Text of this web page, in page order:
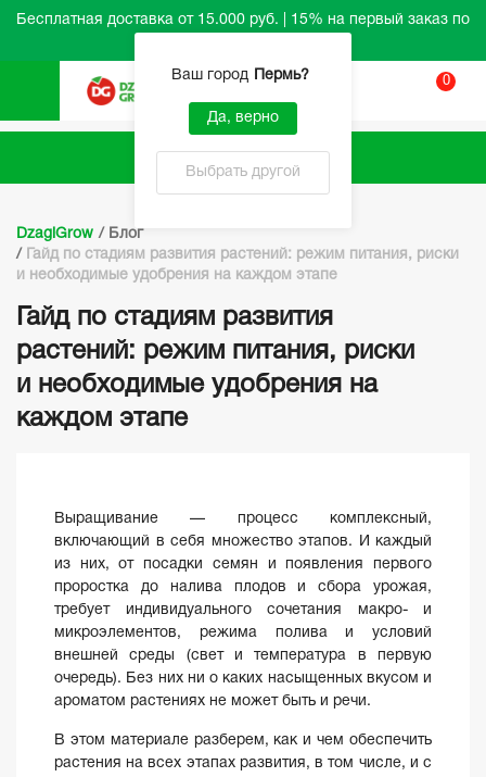
Бесплатная доставка от 15.000 руб. | 15% на первый заказ по
Ваш город Пермь?
Да, верно
Выбрать другой
0
DzagiGrow / Блог
/
Гайд по стадиям развития растений: режим питания, риски
и необходимые удобрения на каждом этапе
Гайд по стадиям развития
растений: режим питания, риски
и необходимые удобрения на
каждом этапе
Выращивание — процесс комплексный,
включающий в себя множество этапов. И каждый
из них, от посадки семян и появления первого
проростка до налива плодов и сбора урожая,
требует индивидуального сочетания макро- и
микроэлементов, режима полива и условий
внешней среды (свет и температура в первую
очередь). Без них ни о каких насыщенных вкусом и
ароматом растениях не может быть и речи.
В этом материале разберем, как и чем обеспечить
растения на всех этапах развития, в том числе, и с